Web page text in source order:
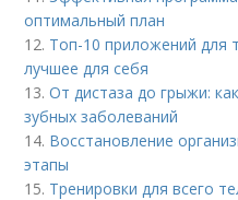
оптимальный план
12. Топ-10 приложений для
лучшее для себя
13.От дистаза до грыжи:
зубных заболеваний
14. Восстановление
этапы
15. Тренировки для всего